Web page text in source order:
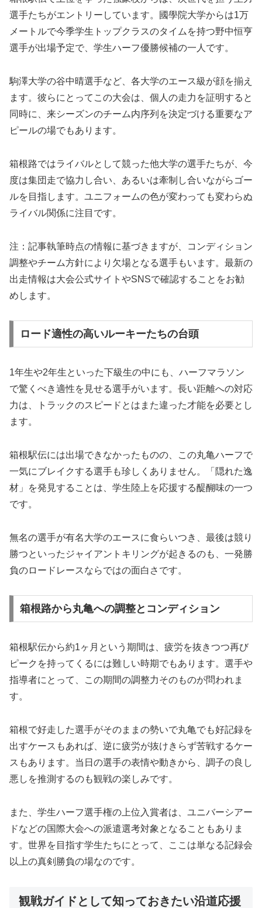
選手たちがエントリーしています。國學院大学からは1万
メートルで今季学生トップクラスのタイムを持つ野中恒亨
選手が出場予定で、学生ハーフ優勝候補の一人です。
駒澤大学の谷中晴選手など、各大学のエース級が顔を揃え
ます。彼らにとってこの大会は、個人の走力を証明すると
同時に、来シーズンのチーム内序列を決定づける重要なア
ピールの場でもあります。
箱根路ではライバルとして競った他大学の選手たちが、今
度は集団走で協力し合い、あるいは牽制し合いながらゴー
ルを目指します。ユニフォームの色が変わっても変わらぬ
ライバル関係に注目です。
注：記事執筆時点の情報に基づきますが、コンディション
調整やチーム方針により欠場となる選手もいます。最新の
出走情報は大会公式サイトやSNSで確認することをお勧
めします。
ロード適性の高いルーキーたちの台頭
1年生や2年生といった下級生の中にも、ハーフマラソン
で驚くべき適性を見せる選手がいます。長い距離への対応
力は、トラックのスピードとはまた違った才能を必要とし
ます。
箱根駅伝には出場できなかったものの、この丸亀ハーフで
一気にブレイクする選手も珍しくありません。「隠れた逸
材」を発見することは、学生陸上を応援する醍醐味の一つ
です。
無名の選手が有名大学のエースに食らいつき、最後は競り
勝つといったジャイアントキリングが起きるのも、一発勝
負のロードレースならではの面白さです。
箱根路から丸亀への調整とコンディション
箱根駅伝から約1ヶ月という期間は、疲労を抜きつつ再び
ピークを持ってくるには難しい時期でもあります。選手や
指導者にとって、この期間の調整力そのものが問われま
す。
箱根で好走した選手がそのままの勢いで丸亀でも好記録を
出すケースもあれば、逆に疲労が抜けきらず苦戦するケー
スもあります。当日の選手の表情や動きから、調子の良し
悪しを推測するのも観戦の楽しみです。
また、学生ハーフ選手権の上位入賞者は、ユニバーシアー
ドなどの国際大会への派遣選考対象となることもありま
す。世界を目指す学生たちにとって、ここは単なる記録会
以上の真剣勝負の場なのです。
観戦ガイドとして知っておきたい沿道応援